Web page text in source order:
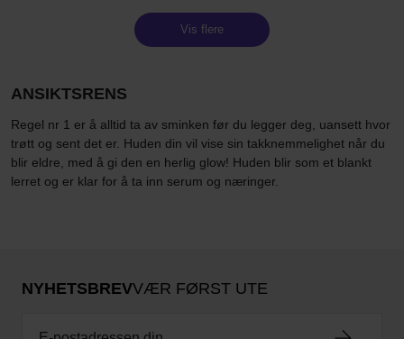
Vis flere
ANSIKTSRENS
Regel nr 1 er å alltid ta av sminken før du legger deg, uansett hvor
trøtt og sent det er. Huden din vil vise sin takknemmelighet når du
blir eldre, med å gi den en herlig glow! Huden blir som et blankt
lerret og er klar for å ta inn serum og næringer.
NYHETSBREVVÆR FØRST UTE